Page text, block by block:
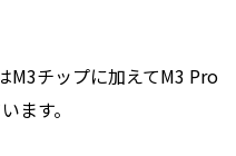
M3チップに加えてM3 Pro
ます。